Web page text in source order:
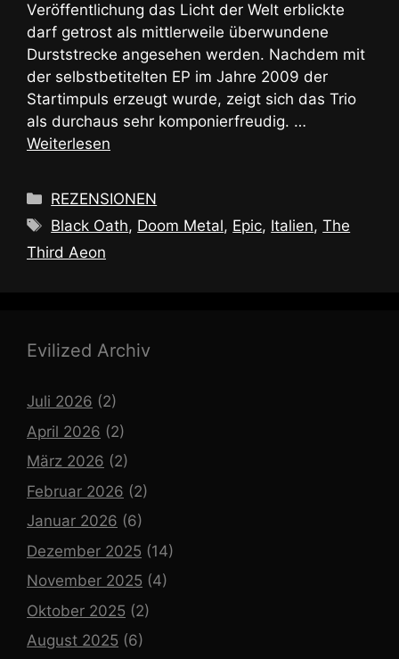
Veröffentlichung das Licht der Welt erblickte
darf getrost als mittlerweile überwundene
Durststrecke angesehen werden. Nachdem mit
der selbstbetitelten EP im Jahre 2009 der
Startimpuls erzeugt wurde, zeigt sich das Trio
als durchaus sehr komponierfreudig. …
Weiterlesen
Kategorien
REZENSIONEN
Schlagwörter
Black Oath, Doom Metal, Epic, Italien,The
Third Aeon
Evilized Archiv
Juli 2026 (2)
April 2026 (2)
März 2026 (2)
Februar 2026 (2)
Januar 2026 (6)
Dezember 2025 (14)
November 2025 (4)
Oktober 2025 (2)
August 2025 (6)